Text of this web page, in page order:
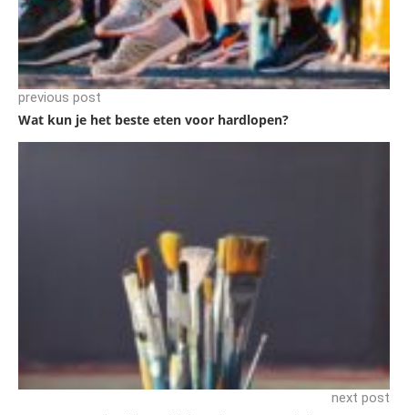
previous post
Wat kun je het beste eten voor hardlopen?
next post